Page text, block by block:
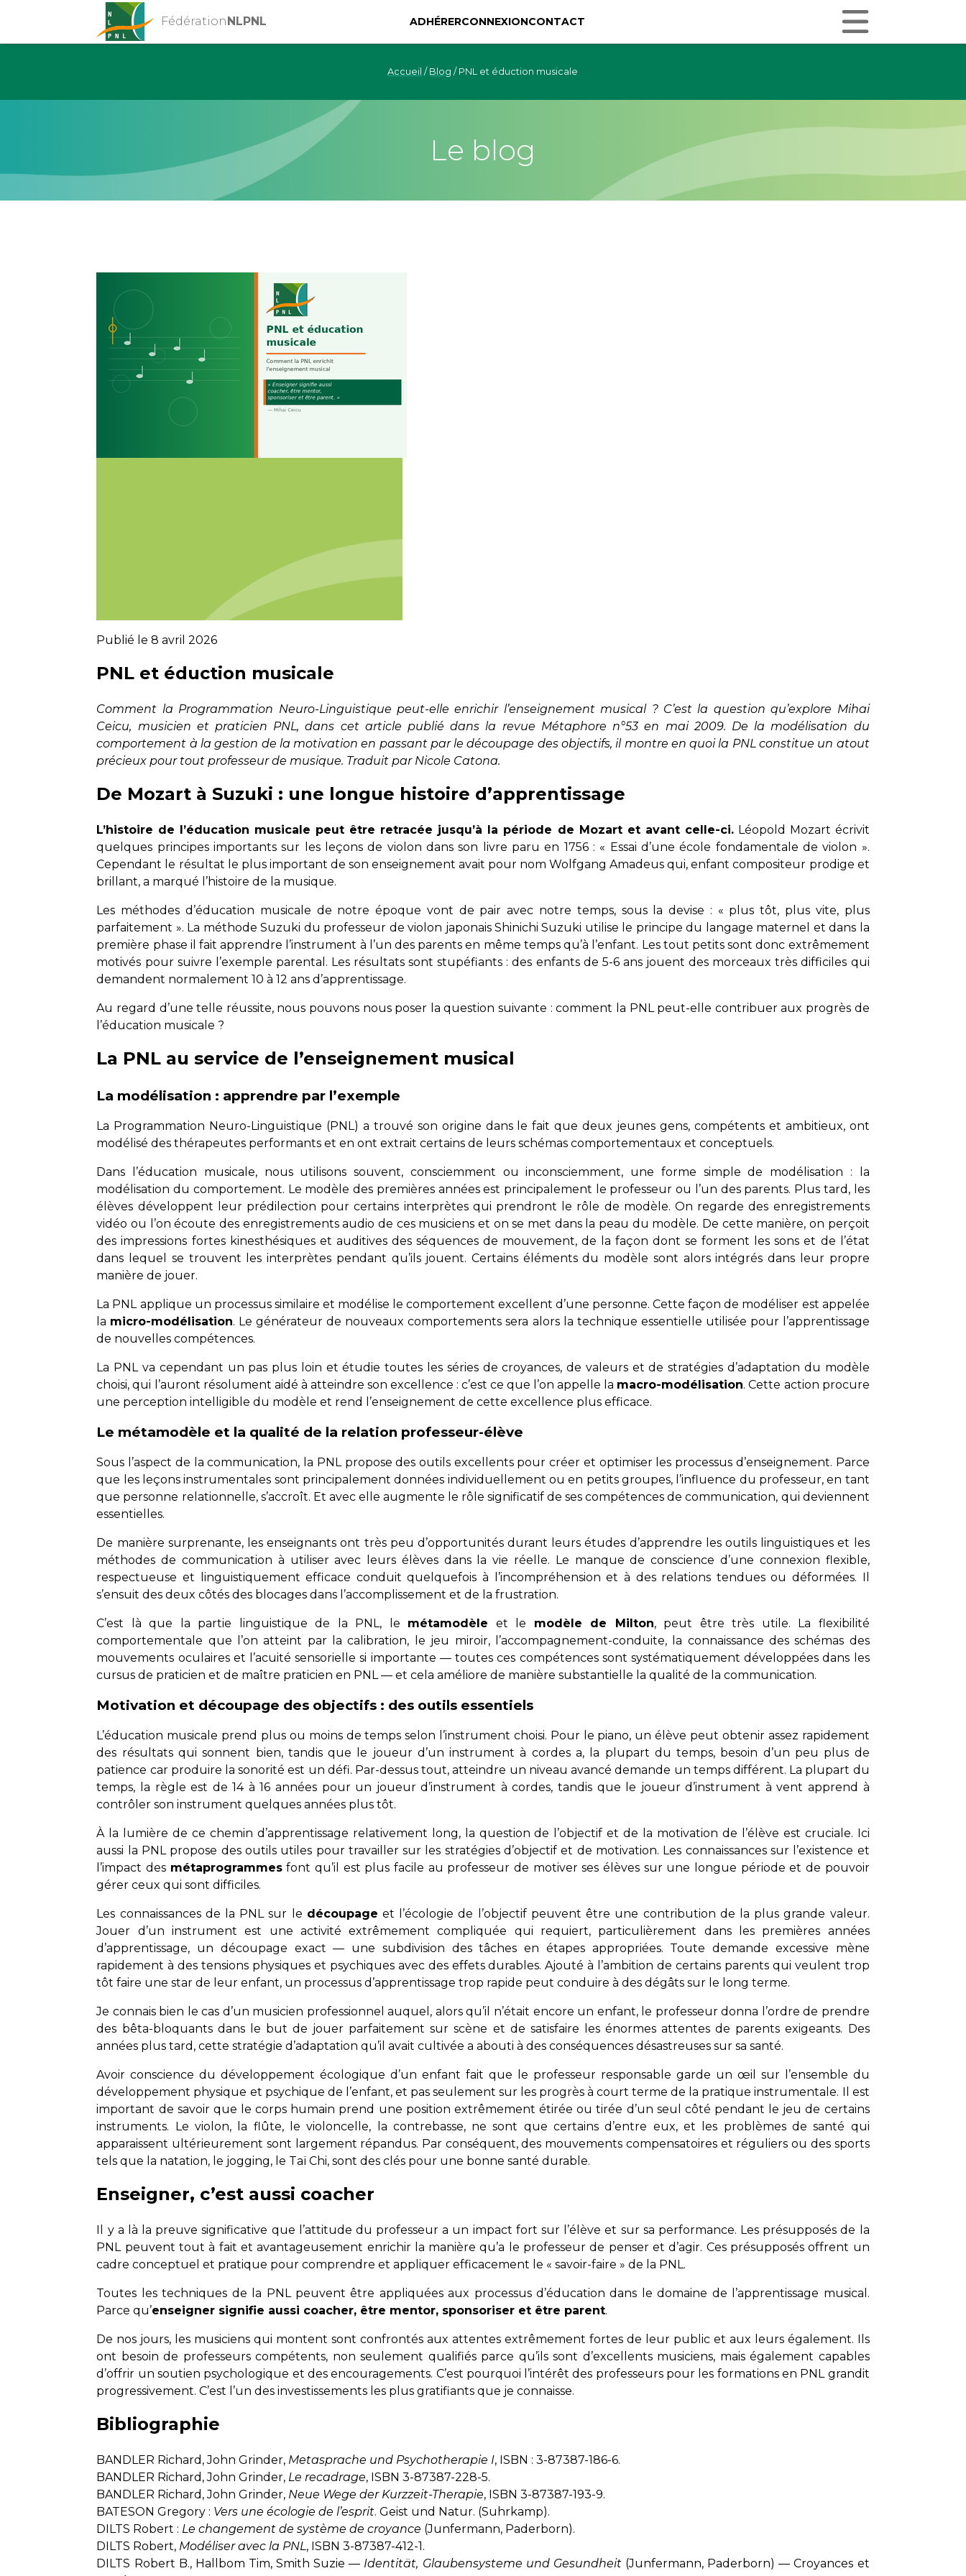
FédérationNLPNL ADHÉRERCONNEXIONCONTACT
Accueil / Blog / PNL et éduction musicale
Le blog
Publié le 8 avril 2026
PNL et éduction musicale
Comment la Programmation Neuro-Linguistique peut-elle enrichir l’enseignement musical ? C’est la question qu’explore Mihai
Ceicu, musicien et praticien PNL, dans cet article publié dans la revue Métaphore n°53 en mai 2009. De la modélisation du
comportement à la gestion de la motivation en passant par le découpage des objectifs, il montre en quoi la PNL constitue un atout
précieux pour tout professeur de musique. Traduit par Nicole Catona.
De Mozart à Suzuki : une longue histoire d’apprentissage
L’histoire de l’éducation musicale peut être retracée jusqu’à la période de Mozart et avant celle-ci.Léopold Mozart écrivit
quelques principes importants sur les leçons de violon dans son livre paru en 1756 : « Essai d’une école fondamentale de violon ».
Cependant le résultat le plus important de son enseignement avait pour nom Wolfgang Amadeus qui, enfant compositeur prodige et
brillant, a marqué l’histoire de la musique.
Les méthodes d’éducation musicale de notre époque vont de pair avec notre temps, sous la devise : « plus tôt, plus vite, plus
parfaitement ». La méthode Suzuki du professeur de violon japonais Shinichi Suzuki utilise le principe du langage maternel et dans la
première phase il fait apprendre l’instrument à l’un des parents en même temps qu’à l’enfant. Les tout petits sont donc extrêmement
motivés pour suivre l’exemple parental. Les résultats sont stupéfiants : des enfants de 5-6 ans jouent des morceaux très difficiles qui
demandent normalement 10 à 12 ans d’apprentissage.
Au regard d’une telle réussite, nous pouvons nous poser la question suivante : comment la PNL peut-elle contribuer aux progrès de
l’éducation musicale ?
La PNL au service de l’enseignement musical
La modélisation : apprendre par l’exemple
La Programmation Neuro-Linguistique (PNL) a trouvé son origine dans le fait que deux jeunes gens, compétents et ambitieux, ont
modélisé des thérapeutes performants et en ont extrait certains de leurs schémas comportementaux et conceptuels.
Dans l’éducation musicale, nous utilisons souvent, consciemment ou inconsciemment, une forme simple de modélisation : la
modélisation du comportement. Le modèle des premières années est principalement le professeur ou l’un des parents. Plus tard, les
élèves développent leur prédilection pour certains interprètes qui prendront le rôle de modèle. On regarde des enregistrements
vidéo ou l’on écoute des enregistrements audio de ces musiciens et on se met dans la peau du modèle. De cette manière, on perçoit
des impressions fortes kinesthésiques et auditives des séquences de mouvement, de la façon dont se forment les sons et de l’état
dans lequel se trouvent les interprètes pendant qu’ils jouent. Certains éléments du modèle sont alors intégrés dans leur propre
manière de jouer.
La PNL applique un processus similaire et modélise le comportement excellent d’une personne. Cette façon de modéliser est appelée
la micro-modélisation. Le générateur de nouveaux comportements sera alors la technique essentielle utilisée pour l’apprentissage
de nouvelles compétences.
La PNL va cependant un pas plus loin et étudie toutes les séries de croyances, de valeurs et de stratégies d’adaptation du modèle
choisi, qui l’auront résolument aidé à atteindre son excellence : c’est ce que l’on appelle la macro-modélisation. Cette action procure
une perception intelligible du modèle et rend l’enseignement de cette excellence plus efficace.
Le métamodèle et la qualité de la relation professeur-élève
Sous l’aspect de la communication, la PNL propose des outils excellents pour créer et optimiser les processus d’enseignement. Parce
que les leçons instrumentales sont principalement données individuellement ou en petits groupes, l’influence du professeur, en tant
que personne relationnelle, s’accroît. Et avec elle augmente le rôle significatif de ses compétences de communication, qui deviennent
essentielles.
De manière surprenante, les enseignants ont très peu d’opportunités durant leurs études d’apprendre les outils linguistiques et les
méthodes de communication à utiliser avec leurs élèves dans la vie réelle. Le manque de conscience d’une connexion flexible,
respectueuse et linguistiquement efficace conduit quelquefois à l’incompréhension et à des relations tendues ou déformées. Il
s’ensuit des deux côtés des blocages dans l’accomplissement et de la frustration.
C’est là que la partie linguistique de la PNL, le métamodèle et le modèle de Milton, peut être très utile. La flexibilité
comportementale que l’on atteint par la calibration, le jeu miroir, l’accompagnement-conduite, la connaissance des schémas des
mouvements oculaires et l’acuité sensorielle si importante — toutes ces compétences sont systématiquement développées dans les
cursus de praticien et de maître praticien en PNL — et cela améliore de manière substantielle la qualité de la communication.
Motivation et découpage des objectifs : des outils essentiels
L’éducation musicale prend plus ou moins de temps selon l’instrument choisi. Pour le piano, un élève peut obtenir assez rapidement
des résultats qui sonnent bien, tandis que le joueur d’un instrument à cordes a, la plupart du temps, besoin d’un peu plus de
patience car produire la sonorité est un défi. Par-dessus tout, atteindre un niveau avancé demande un temps différent. La plupart du
temps, la règle est de 14 à 16 années pour un joueur d’instrument à cordes, tandis que le joueur d’instrument à vent apprend à
contrôler son instrument quelques années plus tôt.
À la lumière de ce chemin d’apprentissage relativement long, la question de l’objectif et de la motivation de l’élève est cruciale. Ici
aussi la PNL propose des outils utiles pour travailler sur les stratégies d’objectif et de motivation. Les connaissances sur l’existence et
l’impact des métaprogrammesfont qu’il est plus facile au professeur de motiver ses élèves sur une longue période et de pouvoir
gérer ceux qui sont difficiles.
Les connaissances de la PNL sur le découpage et l’écologie de l’objectif peuvent être une contribution de la plus grande valeur.
Jouer d’un instrument est une activité extrêmement compliquée qui requiert, particulièrement dans les premières années
d’apprentissage, un découpage exact — une subdivision des tâches en étapes appropriées. Toute demande excessive mène
rapidement à des tensions physiques et psychiques avec des effets durables. Ajouté à l’ambition de certains parents qui veulent trop
tôt faire une star de leur enfant, un processus d’apprentissage trop rapide peut conduire à des dégâts sur le long terme.
Je connais bien le cas d’un musicien professionnel auquel, alors qu’il n’était encore un enfant, le professeur donna l’ordre de prendre
des bêta-bloquants dans le but de jouer parfaitement sur scène et de satisfaire les énormes attentes de parents exigeants. Des
années plus tard, cette stratégie d’adaptation qu’il avait cultivée a abouti à des conséquences désastreuses sur sa santé.
Avoir conscience du développement écologique d’un enfant fait que le professeur responsable garde un œil sur l’ensemble du
développement physique et psychique de l’enfant, et pas seulement sur les progrès à court terme de la pratique instrumentale. Il est
important de savoir que le corps humain prend une position extrêmement étirée ou tirée d’un seul côté pendant le jeu de certains
instruments. Le violon, la flûte, le violoncelle, la contrebasse, ne sont que certains d’entre eux, et les problèmes de santé qui
apparaissent ultérieurement sont largement répandus. Par conséquent, des mouvements compensatoires et réguliers ou des sports
tels que la natation, le jogging, le Taï Chi, sont des clés pour une bonne santé durable.
Enseigner, c’est aussi coacher
Il y a là la preuve significative que l’attitude du professeur a un impact fort sur l’élève et sur sa performance. Les présupposés de la
PNL peuvent tout à fait et avantageusement enrichir la manière qu’a le professeur de penser et d’agir. Ces présupposés offrent un
cadre conceptuel et pratique pour comprendre et appliquer efficacement le « savoir-faire » de la PNL.
Toutes les techniques de la PNL peuvent être appliquées aux processus d’éducation dans le domaine de l’apprentissage musical.
Parce qu’enseigner signifie aussi coacher, être mentor, sponsoriser et être parent.
De nos jours, les musiciens qui montent sont confrontés aux attentes extrêmement fortes de leur public et aux leurs également. Ils
ont besoin de professeurs compétents, non seulement qualifiés parce qu’ils sont d’excellents musiciens, mais également capables
d’offrir un soutien psychologique et des encouragements. C’est pourquoi l’intérêt des professeurs pour les formations en PNL grandit
progressivement. C’est l’un des investissements les plus gratifiants que je connaisse.
Bibliographie
BANDLER Richard, John Grinder, Metasprache und Psychotherapie I, ISBN : 3-87387-186-6.
BANDLER Richard, John Grinder, Le recadrage, ISBN 3-87387-228-5.
BANDLER Richard, John Grinder, Neue Wege der Kurzzeit-Therapie, ISBN 3-87387-193-9.
BATESON Gregory : Vers une écologie de l’esprit. Geist und Natur. (Suhrkamp).
DILTS Robert : Le changement de système de croyance (Junfermann, Paderborn).
DILTS Robert, Modéliser avec la PNL, ISBN 3-87387-412-1.
DILTS Robert B., Hallbom Tim, Smith Suzie — Identität, Glaubensysteme und Gesundheit(Junfermann, Paderborn) — Croyances et